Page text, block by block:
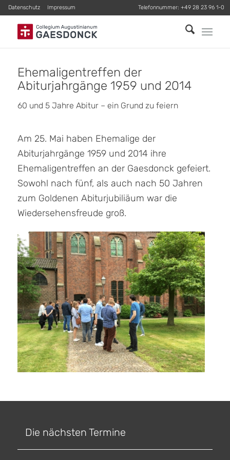
Datenschutz Impressum Telefonnummer: +49 28 23 96 1-0
Ehemaligentreffen der
Abiturjahrgänge 1959 und 2014
60 und 5 Jahre Abitur – ein Grund zu feiern
Am 25. Mai haben Ehemalige der
Abiturjahrgänge 1959 und 2014 ihre
Ehemaligentreffen an der Gaesdonck gefeiert.
Sowohl nach fünf, als auch nach 50 Jahren
zum Goldenen Abiturjubiliäum war die
Wiedersehensfreude groß.
Die nächsten Termine